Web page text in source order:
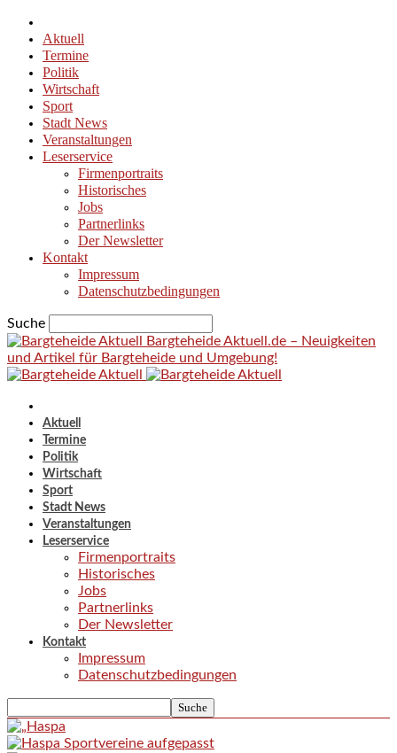
Aktuell
Termine
Politik
Wirtschaft
Sport
Stadt News
Veranstaltungen
Leserservice
Firmenportraits
Historisches
Jobs
Partnerlinks
Der Newsletter
Kontakt
Impressum
Datenschutzbedingungen
Suche
Bargteheide Aktuell.de – Neuigkeiten
und Artikel für Bargteheide und Umgebung!
Aktuell
Termine
Politik
Wirtschaft
Sport
Stadt News
Veranstaltungen
Leserservice
Firmenportraits
Historisches
Jobs
Partnerlinks
Der Newsletter
Kontakt
Impressum
Datenschutzbedingungen